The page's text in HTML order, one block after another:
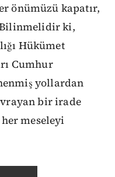
önümüzü kapatır,
Bilinmelidir ki,
Hükümet
Cumhur
yollardan
bir irade
her meseleyi